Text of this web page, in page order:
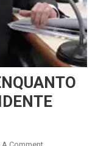
On